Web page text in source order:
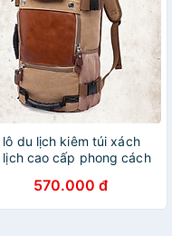
lô du lịch kiêm túi xách
lịch cao cấp phong cách
570.000 đ